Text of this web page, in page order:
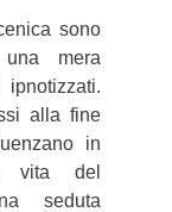
sono
mera
alla fine
in
vita del
seduta